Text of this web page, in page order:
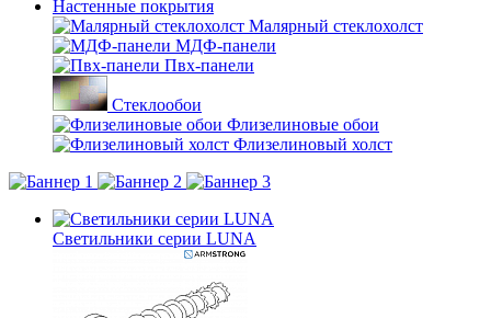
Настенные покрытия
Малярный стеклохолст
МДФ-панели
Пвх-панели
Стеклообои
Флизелиновые обои
Флизелиновый холст
Светильники серии LUNA